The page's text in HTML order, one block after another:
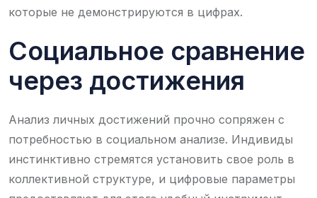
которые не демонстрируются в цифрах.
Социальное сравнение
через достижения
Анализ личных достижений прочно сопряжен с
потребностью в социальном анализе. Индивиды
инстинктивно стремятся установить свое роль в
коллективной структуре, и цифровые параметры